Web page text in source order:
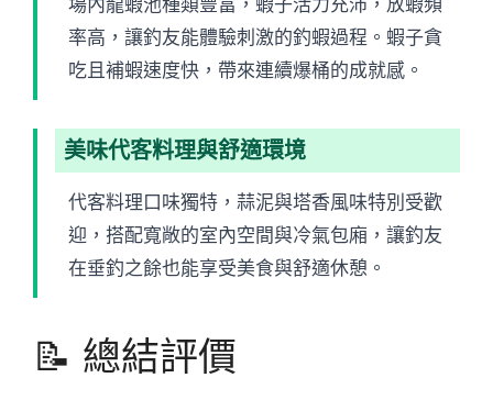
場內龍蝦池種類豐富，蝦子活力充沛，放蝦頻
率高，讓釣友能體驗刺激的釣蝦過程。蝦子貪
吃且補蝦速度快，帶來連續爆桶的成就感。
美味代客料理與舒適環境
代客料理口味獨特，蒜泥與塔香風味特別受歡
迎，搭配寬敞的室內空間與冷氣包廂，讓釣友
在垂釣之餘也能享受美食與舒適休憩。
📝 總結評價